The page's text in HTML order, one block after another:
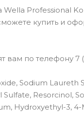
Professional
купить и
вам по телефону 7
Sodium Laureth
Resorcinol,
Hydroxyethyl-3,